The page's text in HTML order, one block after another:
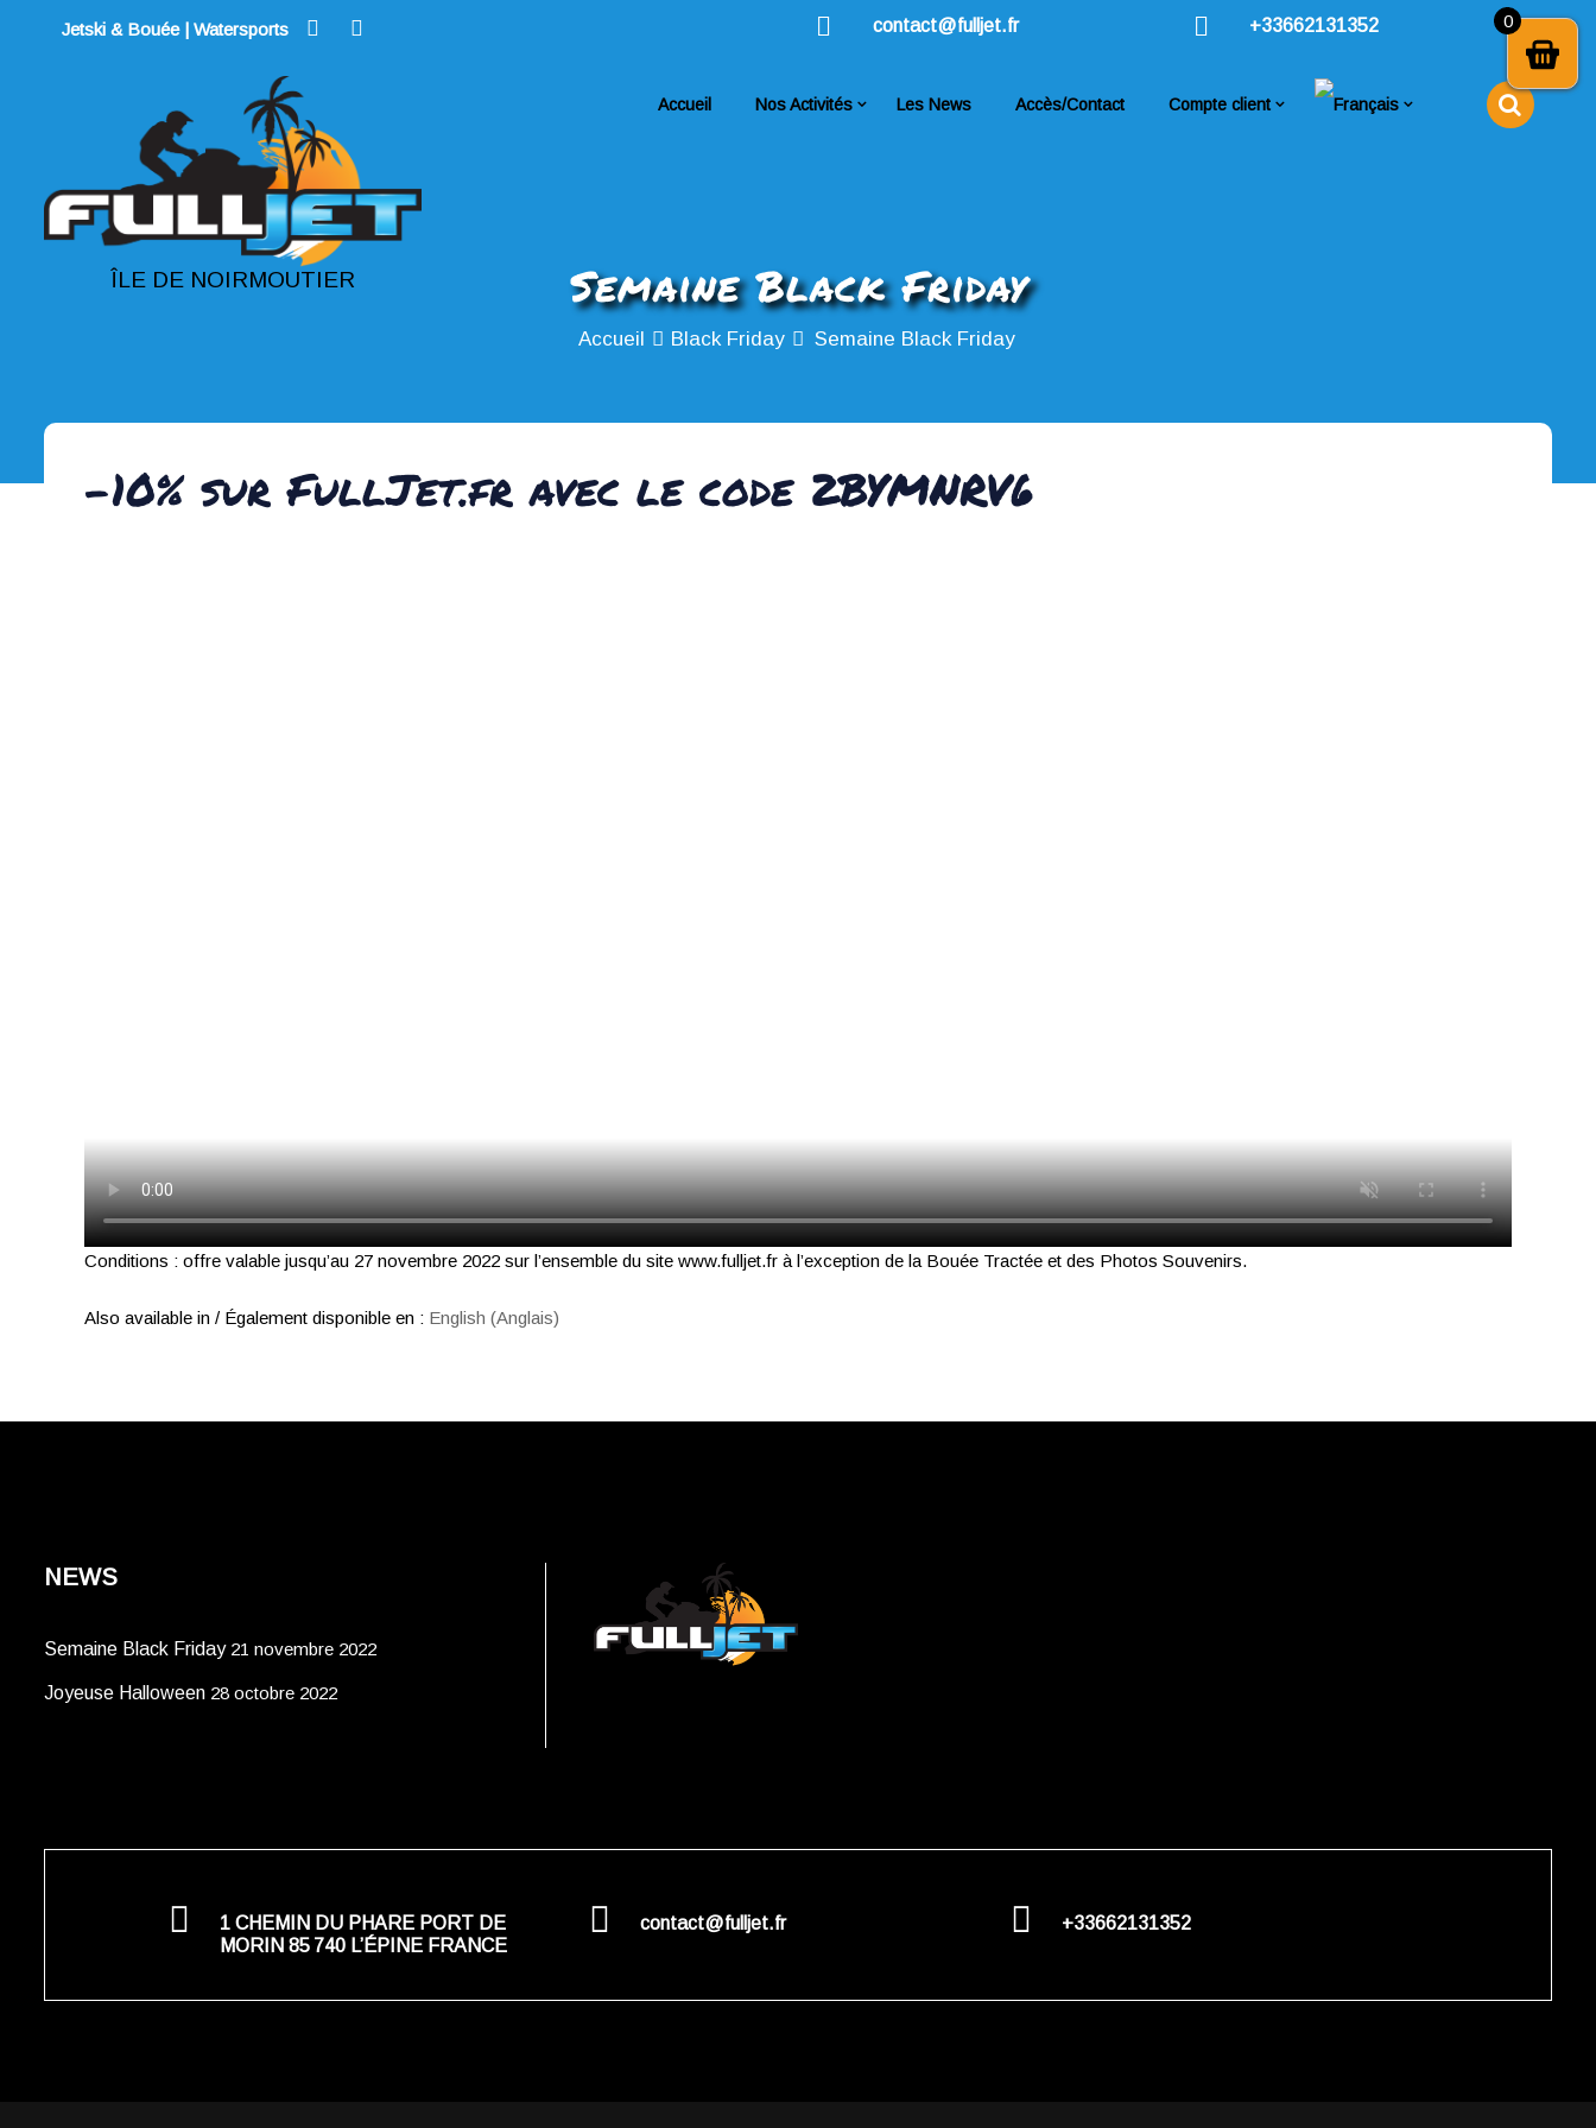
Jetski & Bouée | Watersports contact@fulljet.fr +33662131352
ÎLE DE NOIRMOUTIER
Accueil Nos Activités Les News Accès/Contact Compte client
Semaine Black Friday
Accueil Black Friday Semaine Black Friday
-10% sur FullJet.fr avec le code 2BYMNRV6
Conditions : offre valable jusqu’au 27 novembre 2022 sur l’ensemble du site www.fulljet.fr à l’exception de la Bouée Tractée et des Photos Souvenirs.
Also available in / Également disponible en : English (Anglais)
NEWS
Semaine Black Friday 21 novembre 2022
Joyeuse Halloween 28 octobre 2022
1 CHEMIN DU PHARE PORT DE
MORIN 85 740 L’ÉPINE FRANCE
contact@fulljet.fr +33662131352
0